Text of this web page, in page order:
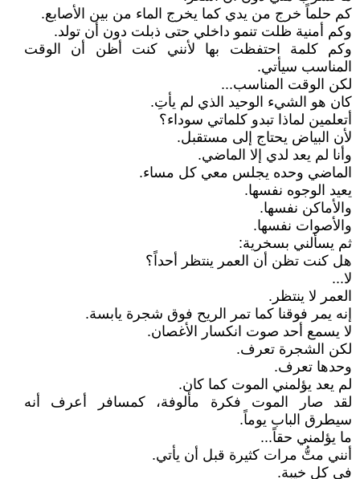
كم حلماً خرج من يدي كما يخرج الماء من بين الأصابع.
وكم أمنية ظلت تنمو داخلي حتى ذبلت دون أن تولد.
وكم كلمة احتفظت بها لأنني كنت أظن أن الوقت
المناسب سيأتي.
لكن الوقت المناسب...
كان هو الشيء الوحيد الذي لم يأتِ.
أتعلمين لماذا تبدو كلماتي سوداء؟
لأن البياض يحتاج إلى مستقبل.
وأنا لم يعد لدي إلا الماضي.
الماضي وحده يجلس معي كل مساء.
يعيد الوجوه نفسها.
والأماكن نفسها.
والأصوات نفسها.
ثم يسألني بسخرية:
هل كنت تظن أن العمر ينتظر أحداً؟
لا...
العمر لا ينتظر.
إنه يمر فوقنا كما تمر الريح فوق شجرة يابسة.
لا يسمع أحد صوت انكسار الأغصان.
لكن الشجرة تعرف.
وحدها تعرف.
لم يعد يؤلمني الموت كما كان.
لقد صار الموت فكرة مألوفة، كمسافر أعرف أنه
سيطرق الباب يوماً.
ما يؤلمني حقاً...
أنني متُّ مرات كثيرة قبل أن يأتي.
في كل خيبة.